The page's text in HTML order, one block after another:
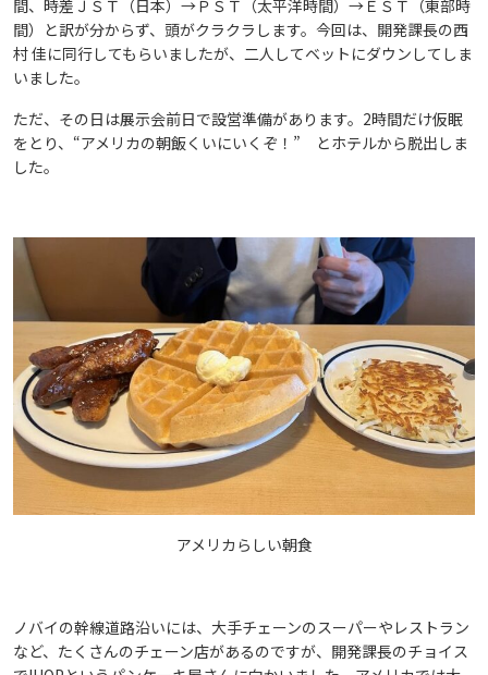
間、時差ＪＳＴ（日本）→ＰＳＴ（太平洋時間）→ＥＳＴ（東部時
間）と訳が分からず、頭がクラクラします。今回は、開発課長の西
村 佳に同行してもらいましたが、二人してベットにダウンしてしま
いました。
ただ、その日は展示会前日で設営準備があります。2時間だけ仮眠
をとり、“アメリカの朝飯くいにいくぞ！” とホテルから脱出しま
した。
アメリカらしい朝食
ノバイの幹線道路沿いには、大手チェーンのスーパーやレストラン
など、たくさんのチェーン店があるのですが、開発課長のチョイス